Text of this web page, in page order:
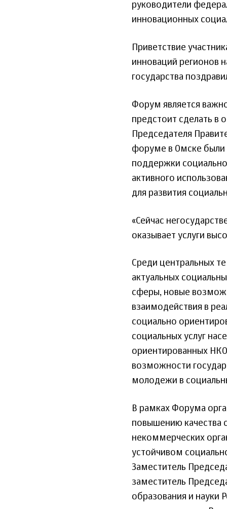
руководители
инновационных
Приветствие
инноваций регионов
государства
Форум является
предстоит сделать в
Председателя
форуме в Омске были
поддержки
активного
для развития
«Сейчас
оказывает услуги
Среди центральных
актуальных
сферы, новые
взаимодействия в
социально
социальных услуг
ориентированных
возможности
молодежи в
В рамках Форума
повышению качества
некоммерческих
устойчивом
Заместитель
заместитель
образования и науки